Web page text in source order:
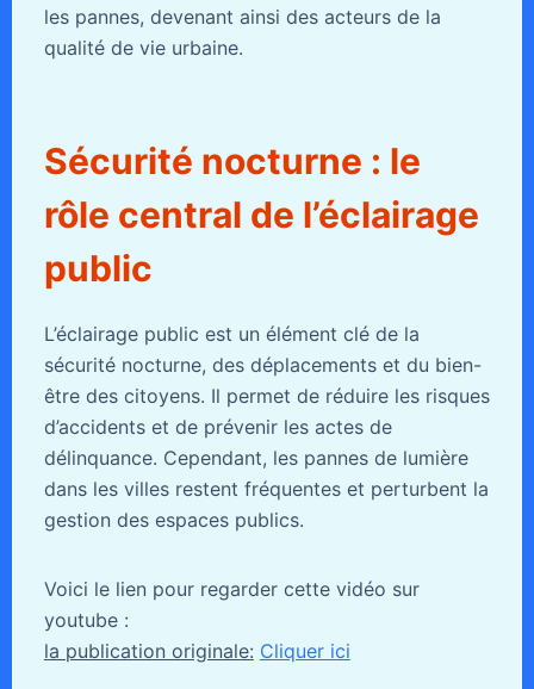
les pannes, devenant ainsi des acteurs de la
qualité de vie urbaine.
Sécurité nocturne : le
rôle central de l’éclairage
public
L’éclairage public est un élément clé de la
sécurité nocturne, des déplacements et du bien-
être des citoyens. Il permet de réduire les risques
d’accidents et de prévenir les actes de
délinquance. Cependant, les pannes de lumière
dans les villes restent fréquentes et perturbent la
gestion des espaces publics.
Voici le lien pour regarder cette vidéo sur
youtube :
la publication originale: Cliquer ici